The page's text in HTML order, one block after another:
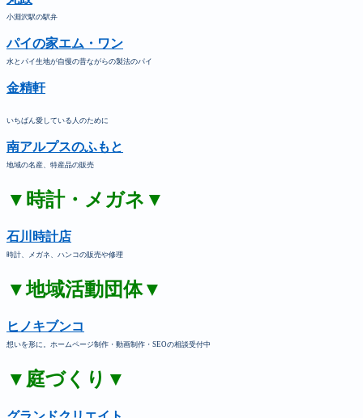
小淵沢駅の駅弁
パイの家エム・ワン
水とパイ生地が自慢の昔ながらの製法のパイ
金精軒
いちばん愛している人のために
南アルプスのふもと
地域の名産、特産品の販売
▼時計・メガネ▼
石川時計店
時計、メガネ、ハンコの販売や修理
▼地域活動団体▼
ヒノキブンコ
想いを形に。ホームページ制作・動画制作・SEOの相談受付中
▼庭づくり▼